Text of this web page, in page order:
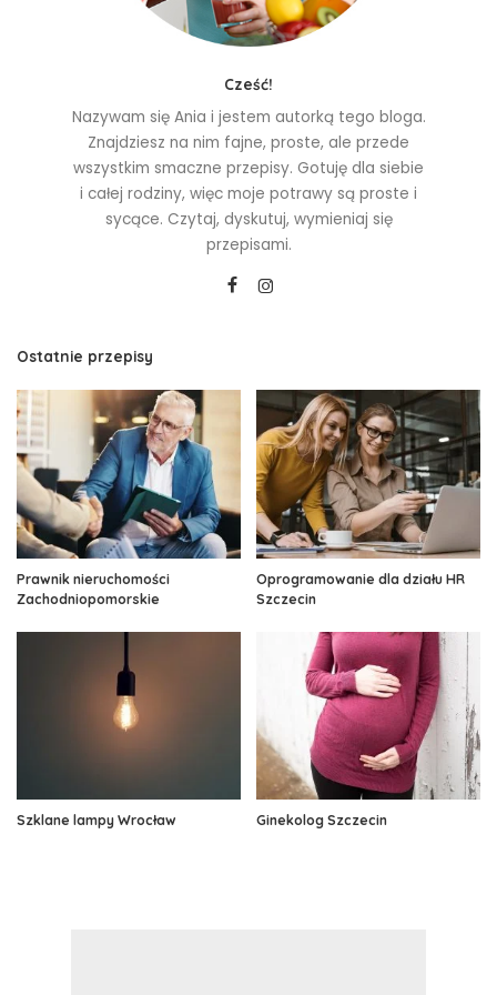
Cześć!
Nazywam się Ania i jestem autorką tego bloga.
Znajdziesz na nim fajne, proste, ale przede
wszystkim smaczne przepisy. Gotuję dla siebie
i całej rodziny, więc moje potrawy są proste i
sycące. Czytaj, dyskutuj, wymieniaj się
przepisami.
Ostatnie przepisy
Prawnik nieruchomości
Zachodniopomorskie
Oprogramowanie dla działu HR
Szczecin
Szklane lampy Wrocław Ginekolog Szczecin